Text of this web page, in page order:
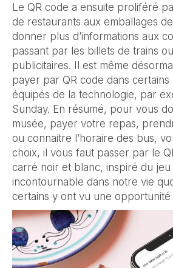
Le QR code a ensuite proliféré
de restaurants aux emballages
donner plus d’informations aux
passant par les billets de trains
publicitaires. Il est même
payer par QR code dans certains
équipés de la technologie, par
Sunday. En résumé, pour vous
musée, payer votre repas,
ou connaitre l’horaire des bus,
choix, il vous faut passer par le
carré noir et blanc, inspiré du
incontournable dans notre vie
certains y ont vu une opportunité